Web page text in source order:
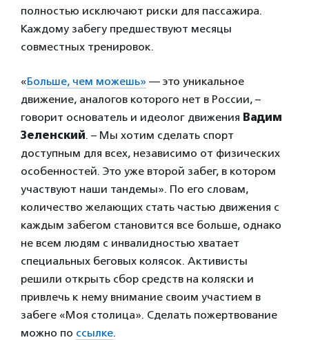
полностью исключают риски для пассажира.
Каждому забегу предшествуют месяцы
совместных тренировок.
«Больше, чем можешь» — это уникальное
движение, аналогов которого нет в России, –
говорит основатель и идеолог движения Вадим
Зеленский. – Мы хотим сделать спорт
доступным для всех, независимо от физических
особенностей. Это уже второй забег, в котором
участвуют наши тандемы». По его словам,
количество желающих стать частью движения с
каждым забегом становится все больше, однако
не всем людям с инвалидностью хватает
специальных беговых колясок. Активисты
решили открыть сбор средств на коляски и
привлечь к нему внимание своим участием в
забеге «Моя столица». Сделать пожертвование
можно по ссылке.